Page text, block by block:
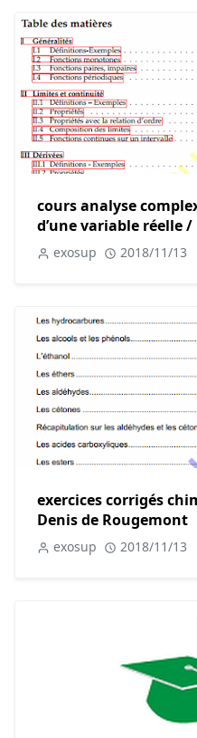
cours analyse
d’une variable réelle
exosup 2018/11/13
exercices corrigés
Denis de Rougemont
exosup 2018/11/13